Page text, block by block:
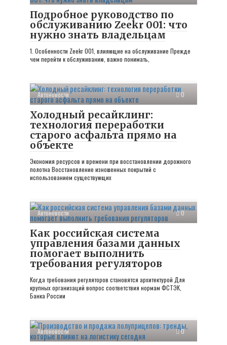
Подробное руководство по
обслуживанию Zeekr 001: что
нужно знать владельцам
1. Особенности Zeekr 001, влияющие на обслуживание Прежде
чем перейти к обслуживанию, важно понимать,
Автоновости 0
Холодный ресайклинг:
технология переработки
старого асфальта прямо на
объекте
Экономия ресурсов и времени при восстановлении дорожного
полотна Восстановление изношенных покрытий с
использованием существующих
Автоновости 0
Как российская система
управления базами данных
помогает выполнить
требования регуляторов
Когда требования регуляторов становятся архитектурой Для
крупных организаций вопрос соответствия нормам ФСТЭК,
Банка России
Автоновости 0